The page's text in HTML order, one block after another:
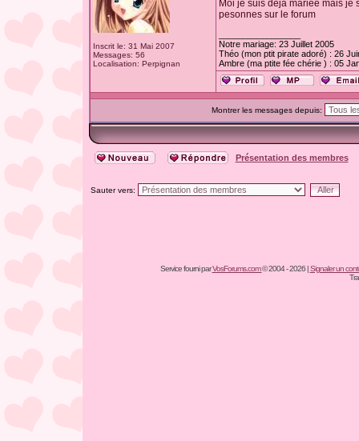
Inscrit le: 31 Mai 2007
Messages: 56
Localisation: Perpignan
Moi je suis déjà mariée mais je
pesonnes sur le forum
Notre mariage: 23 Juillet 2005
Théo (mon ptit pirate adoré) : 26
Ambre (ma ptite fée chérie ) : 05
Montrer les messages depuis:
Présentation des membres
Sauter vers:
Service fourni parVosForums.com© 2004 - 2026 |Signaler un